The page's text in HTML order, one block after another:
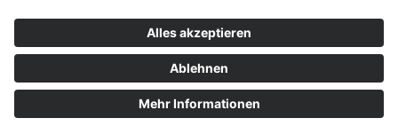
Mutige Mutmacher*innen gesucht!
Komm zu den mutigen Mutmacher*innen.
neugierig?